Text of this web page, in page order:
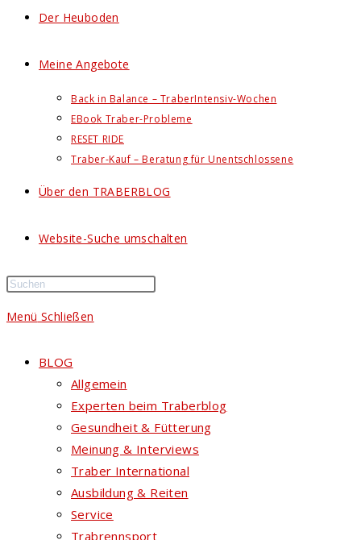
Der Heuboden
Meine Angebote
Back in Balance – TraberIntensiv-Wochen
EBook Traber-Probleme
RESET RIDE
Traber-Kauf – Beratung für Unentschlossene
Über den TRABERBLOG
Website-Suche umschalten
Menü Schließen
BLOG
Allgemein
Experten beim Traberblog
Gesundheit & Fütterung
Meinung & Interviews
Traber International
Ausbildung & Reiten
Service
Trabrennsport